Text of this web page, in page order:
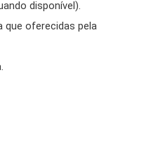
disponível).
que oferecidas pela